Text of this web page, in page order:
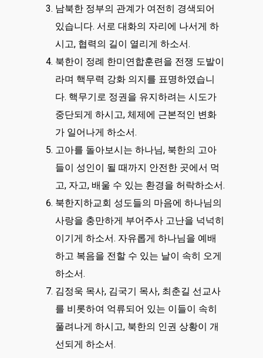
남북한 정부의 관계가 여전히 경색되어
있습니다. 서로 대화의 자리에 나서게 하
시고, 협력의 길이 열리게 하소서.
북한이 정례 한미연합훈련을 전쟁 도발이
라며 핵무력 강화 의지를 표명하였습니
다. 핵무기로 정권을 유지하려는 시도가
중단되게 하시고, 체제에 근본적인 변화
가 일어나게 하소서.
고아를 돌아보시는 하나님, 북한의 고아
들이 성인이 될 때까지 안전한 곳에서 먹
고, 자고, 배울 수 있는 환경을 허락하소서.
북한지하교회 성도들의 마음에 하나님의
사랑을 충만하게 부어주사 고난을 넉넉히
이기게 하소서. 자유롭게 하나님을 예배
하고 복음을 전할 수 있는 날이 속히 오게
하소서.
김정욱 목사, 김국기 목사, 최춘길 선교사
를 비롯하여 억류되어 있는 이들이 속히
풀려나게 하시고, 북한의 인권 상황이 개
선되게 하소서.